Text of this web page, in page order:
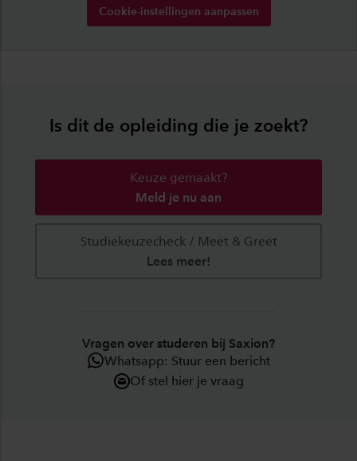
Cookie-instellingen aanpassen
Is dit de opleiding die je zoekt?
Keuze gemaakt?
Meld je nu aan
Studiekeuzecheck / Meet & Greet
Lees meer!
Vragen over studeren bij Saxion?
Whatsapp: Stuur een bericht
Of stel hier je vraag